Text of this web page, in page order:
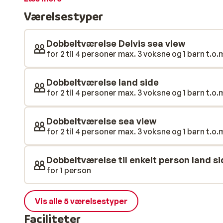
centrum. Har du lyst til en udflugt, er den livlige by
forener komfort og ro med en ideel beliggenhed –
Værelsestyper
Dobbeltværelse Delvis sea view
for 2 til 4 personer max. 3 voksne og 1 barn
Dobbeltværelse land side
for 2 til 4 personer max. 3 voksne og 1 barn
Dobbeltværelse sea view
for 2 til 4 personer max. 3 voksne og 1 barn
Dobbeltværelse til enkelt person land
for 1 person
Vis alle 5 værelsestyper
Faciliteter